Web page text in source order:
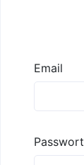
Email
Passwort